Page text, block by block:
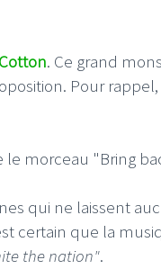
. Ce grand
Pour
morceau "Bring
qui ne laissent
certain que la
the nation".